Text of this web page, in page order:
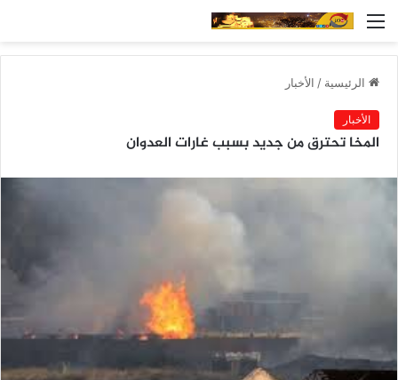
القائمة
الرئيسية / الأخبار
الأخبار
المخا تحترق من جديد بسبب غارات العدوان